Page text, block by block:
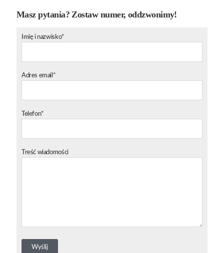
Masz pytania? Zostaw numer, oddzwonimy!
Imię i nazwisko*
Adres email*
Telefon*
Treść wiadomości